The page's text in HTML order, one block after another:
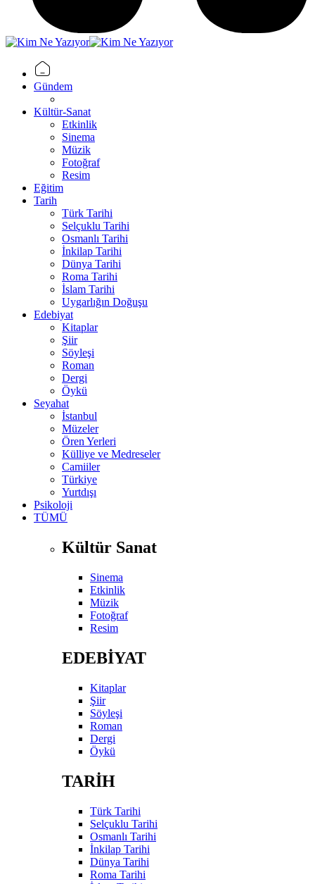
Gündem
Kültür-Sanat
Etkinlik
Sinema
Müzik
Fotoğraf
Resim
Eğitim
Tarih
Türk Tarihi
Selçuklu Tarihi
Osmanlı Tarihi
İnkilap Tarihi
Dünya Tarihi
Roma Tarihi
İslam Tarihi
Uygarlığın Doğuşu
Edebiyat
Kitaplar
Şiir
Söyleşi
Roman
Dergi
Öykü
Seyahat
İstanbul
Müzeler
Ören Yerleri
Külliye ve Medreseler
Camiiler
Türkiye
Yurtdışı
Psikoloji
TÜMÜ
Kültür Sanat
Sinema
Etkinlik
Müzik
Fotoğraf
Resim
EDEBİYAT
Kitaplar
Şiir
Söyleşi
Roman
Dergi
Öykü
TARİH
Türk Tarihi
Selçuklu Tarihi
Osmanlı Tarihi
İnkilap Tarihi
Dünya Tarihi
Roma Tarihi